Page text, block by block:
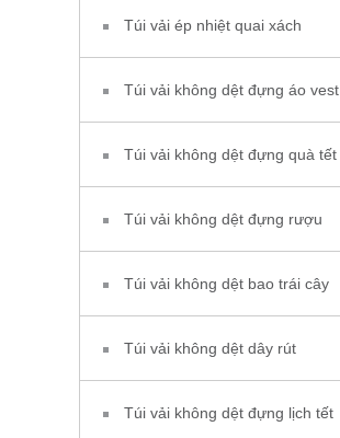
Túi vải ép nhiệt quai xách
Túi vải không dệt đựng áo vest
Túi vải không dệt đựng quà tết
Túi vải không dệt đựng rượu
Túi vải không dệt bao trái cây
Túi vải không dệt dây rút
Túi vải không dệt đựng lịch tết